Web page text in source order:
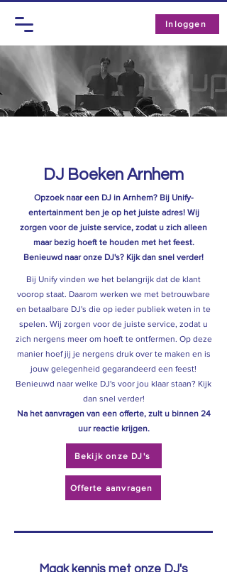
Inloggen
DJ Boeken Arnhem
Opzoek naar een DJ in Arnhem? Bij Unify-
entertainment ben je op het juiste adres! Wij
zorgen voor de juiste service, zodat u zich alleen
maar bezig hoeft te houden met het feest.
Benieuwd naar onze DJ's? Kijk dan snel verder!
Bij Unify vinden we het belangrijk dat de klant
voorop staat. Daarom werken we met betrouwbare
en betaalbare DJ's die op ieder publiek weten in te
spelen. Wij zorgen voor de juiste service, zodat u
zich nergens meer om hoeft te ontfermen. Op deze
manier hoef jij je nergens druk over te maken en is
jouw gelegenheid gegarandeerd een feest!
Benieuwd naar welke DJ's voor jou klaar staan? Kijk
dan snel verder!
Na het aanvragen van een offerte, zult u binnen 24
uur reactie krijgen.
Bekijk onze DJ's
Offerte aanvragen
Maak kennis met onze DJ's